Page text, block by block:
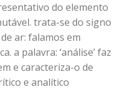
do elemento
trata-se do signo
ar: falamos em
a palavra: ‘análise’ faz
e caracteriza-o de
e analítico